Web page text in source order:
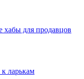
хабы для продавцов
ларькам